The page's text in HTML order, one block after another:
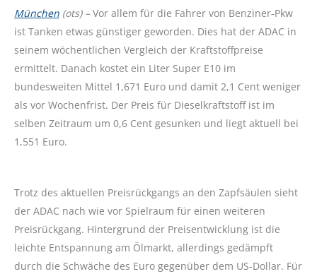
München (ots) –Vor allem für die Fahrer von Benziner-Pkw
ist Tanken etwas günstiger geworden. Dies hat der ADAC in
seinem wöchentlichen Vergleich der Kraftstoffpreise
ermittelt. Danach kostet ein Liter Super E10 im
bundesweiten Mittel 1,671 Euro und damit 2,1 Cent weniger
als vor Wochenfrist. Der Preis für Dieselkraftstoff ist im
selben Zeitraum um 0,6 Cent gesunken und liegt aktuell bei
1,551 Euro.
Trotz des aktuellen Preisrückgangs an den Zapfsäulen sieht
der ADAC nach wie vor Spielraum für einen weiteren
Preisrückgang. Hintergrund der Preisentwicklung ist die
leichte Entspannung am Ölmarkt, allerdings gedämpft
durch die Schwäche des Euro gegenüber dem US-Dollar. Für